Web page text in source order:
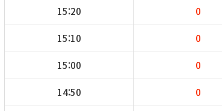
15:20 0
15:10 0
15:00 0
14:50 0